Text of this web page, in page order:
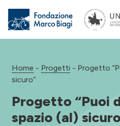
Home - Progetti - Progetto
sicuro”
Progetto “Puoi
spazio (al)